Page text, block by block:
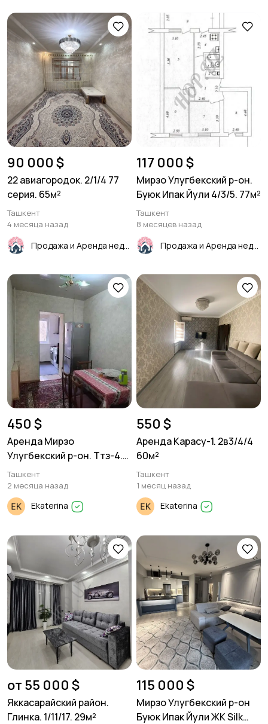
90 000 $
22 авиагородок. 2/1/4 77
серия. 65м²
Ташкент
4 месяца назад
117 000 $
Мирзо Улугбекский р-он.
Буюк Ипак Йули 4/3/5. 77м²
Ташкент
8 месяцев назад
450 $
Аренда Мирзо
Улугбекский р-он. Ттз-4.
2/3/4 72м²
Ташкент
2 месяца назад
Ekaterina
550 $
Аренда Карасу-1. 2в3/4/4
60м²
Ташкент
1 месяц назад
Ekaterina
от 55 000 $
Яккасарайский район.
Глинка. 1/11/17. 29м²
115 000 $
Мирзо Улугбекский р-он
Буюк Ипак Йули ЖК Silk